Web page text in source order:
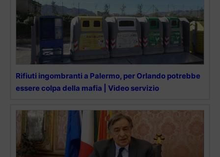
Rifiuti ingombranti a Palermo, per Orlando potrebbe
essere colpa della mafia | Video servizio